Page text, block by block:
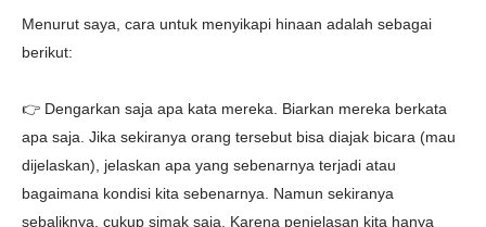
Menurut saya, cara untuk menyikapi hinaan adalah sebagai
berikut:
👉 Dengarkan saja apa kata mereka. Biarkan mereka berkata
apa saja. Jika sekiranya orang tersebut bisa diajak bicara (mau
dijelaskan), jelaskan apa yang sebenarnya terjadi atau
bagaimana kondisi kita sebenarnya. Namun sekiranya
sebaliknya, cukup simak saja. Karena penjelasan kita hanya